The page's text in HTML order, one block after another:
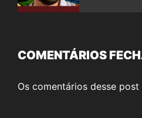
COMENTÁRIOS
Os comentários desse